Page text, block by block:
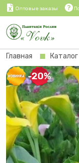
Оптовые заказы
Главная
-20%